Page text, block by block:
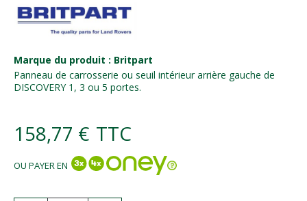
Marque du produit : Britpart
Panneau de carrosserie ou seuil intérieur arrière gauche de
DISCOVERY 1, 3 ou 5 portes.
158,77 € TTC
OU PAYER EN